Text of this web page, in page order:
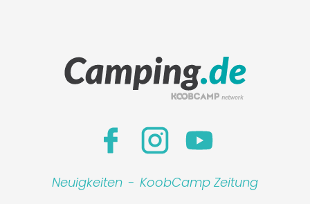
Neuigkeiten - KoobCamp Zeitung